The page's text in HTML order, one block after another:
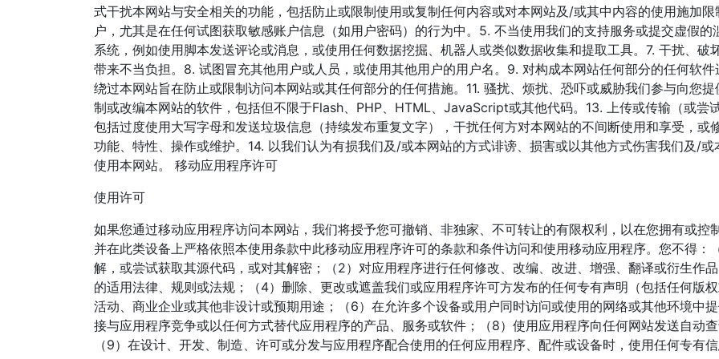
式干扰本网站与安全相关的功能，包括防止或限制使用或复制任何内容或对本网站及/或其中内容的使用施加
户，尤其是在任何试图获取敏感账户信息（如用户密码）的行为中。5. 不当使用我们的支持服务或提交虚假
系统，例如使用脚本发送评论或消息，或使用任何数据挖掘、机器人或类似数据收集和提取工具。7. 干扰、
带来不当负担。8. 试图冒充其他用户或人员，或使用其他用户的用户名。9. 对构成本网站任何部分的任何软
绕过本网站旨在防止或限制访问本网站或其任何部分的任何措施。11. 骚扰、烦扰、恐吓或威胁我们参与向您
制或改编本网站的软件，包括但不限于Flash、PHP、HTML、JavaScript或其他代码。13. 上传或传输（或尝
包括过度使用大写字母和发送垃圾信息（持续发布重复文字），干扰任何方对本网站的不间断使用和享受，
功能、特性、操作或维护。14. 以我们认为有损我们及/或本网站的方式诽谤、损害或以其他方式伤害我们及/
使用本网站。 移动应用程序许可
使用许可
如果您通过移动应用程序访问本网站，我们将授予您可撤销、非独家、不可转让的有限权利，以在您拥有或
并在此类设备上严格依照本使用条款中此移动应用程序许可的条款和条件访问和使用移动应用程序。您不得：
解，或尝试获取其源代码，或对其解密；（2）对应用程序进行任何修改、改编、改进、增强、翻译或衍生作
的适用法律、规则或法规；（4）删除、更改或遮盖我们或应用程序许可方发布的任何专有声明（包括任何版
活动、商业企业或其他非设计或预期用途；（6）在允许多个设备或用户同时访问或使用的网络或其他环境中
接与应用程序竞争或以任何方式替代应用程序的产品、服务或软件；（8）使用应用程序向任何网站发送自动
（9）在设计、开发、制造、许可或分发与应用程序配合使用的任何应用程序、配件或设备时，使用任何专有